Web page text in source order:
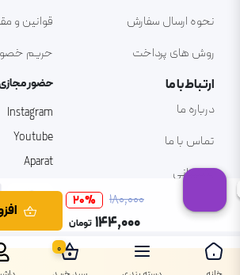
۱۸۰٬۰۰۰ 20%
۱۴۴٬۰۰۰ تومان
نحوه ارسال سفارش
روش های پرداخت
قوانین و
حریم
ارتباط با ما
درباره ما
تماس با ما
پشتیبانی
حضور مجازی
Instagram
Youtube
Aparat
0